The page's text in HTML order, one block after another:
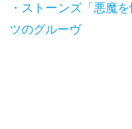
・ストーンズ「悪魔
ツのグルーヴ